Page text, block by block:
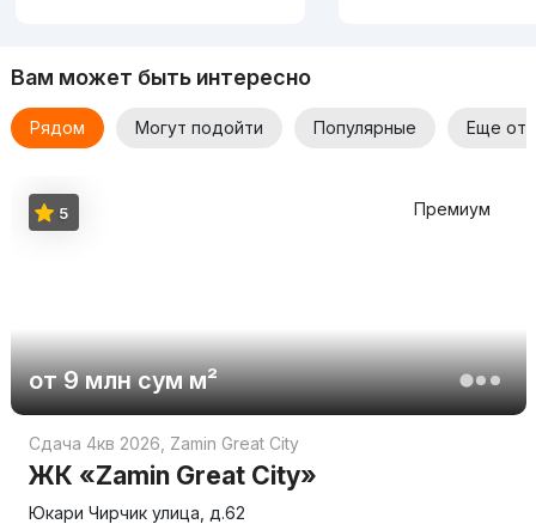
Вам может быть интересно
Рядом Могут подойти Популярные Еще от
Премиум
от9 млн сумм²
5
Сдача 4кв 2026 Zamin Great City
ЖК «Zamin Great City»
Юкари Чирчик улица, д.62